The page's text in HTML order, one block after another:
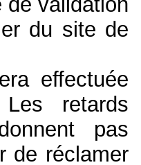
du site de
effectuée
retards
pas
de réclamer